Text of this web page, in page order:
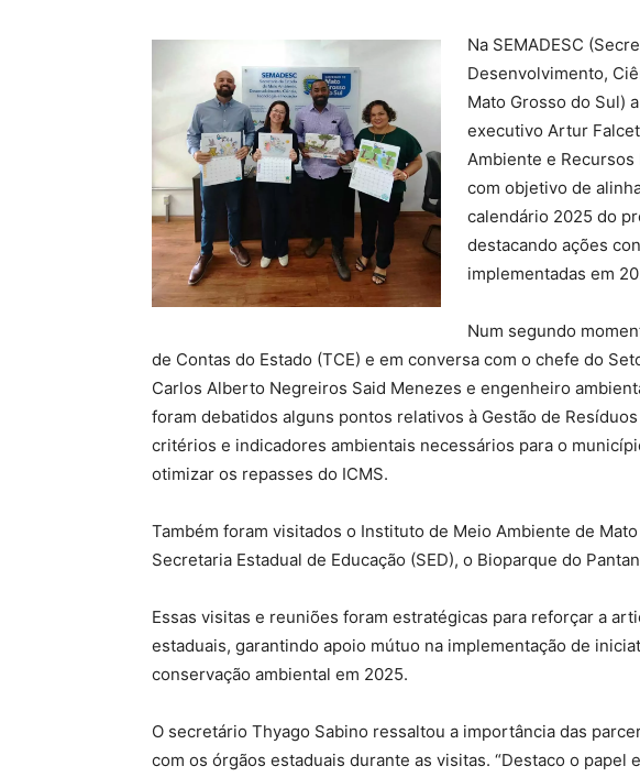
Na SEMADESC
Desenvolvimento,
Mato Grosso do Sul)
executivo Artur
Ambiente e
com objetivo de
calendário 2025 do
destacando ações
implementadas em
Num segundo
de Contas do Estado (TCE) e em conversa com o chefe do
Carlos Alberto Negreiros Said Menezes e engenheiro
foram debatidos alguns pontos relativos à Gestão de
critérios e indicadores ambientais necessários para o
otimizar os repasses do ICMS.
Também foram visitados o Instituto de Meio Ambiente de
Secretaria Estadual de Educação (SED), o Bioparque do
Essas visitas e reuniões foram estratégicas para reforçar a
estaduais, garantindo apoio mútuo na implementação de
conservação ambiental em 2025.
O secretário Thyago Sabino ressaltou a importância das
com os órgãos estaduais durante as visitas. “Destaco o papel